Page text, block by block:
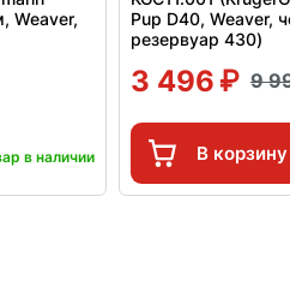
Weaver,
в наличии
Pup D40, Weaver,
резервуар 430)
3 496 9
В корзину